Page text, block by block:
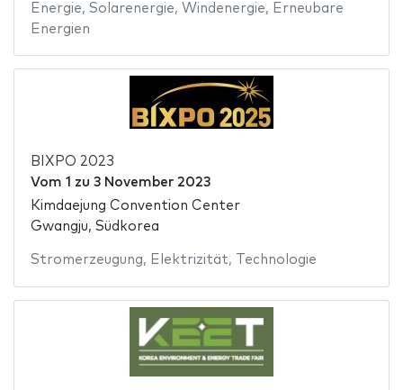
Energie, Solarenergie, Windenergie, Erneubare
Energien
BIXPO 2023
Vom 1 zu 3 November 2023
Kimdaejung Convention Center
Gwangju, Südkorea
Stromerzeugung, Elektrizität, Technologie